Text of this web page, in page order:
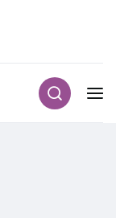
principale